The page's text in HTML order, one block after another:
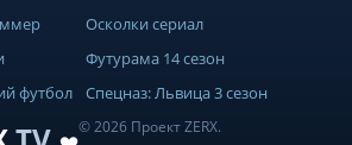
© 2026 Проект ZERX.
футбол
Осколки сериал
Футурама 14 сезон
Спецназ: Львица 3 сезон